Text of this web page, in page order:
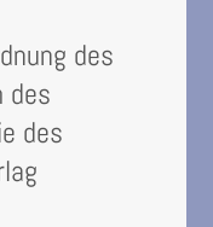
des
des
des